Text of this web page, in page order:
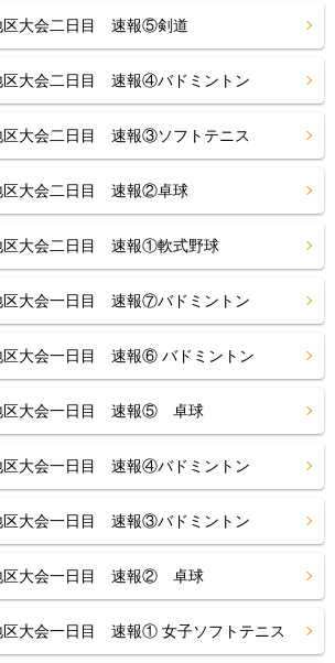
区大会二日目 速報⑤剣道
区大会二日目 速報④バドミントン
区大会二日目 速報③ソフトテニス
区大会二日目 速報②卓球
区大会二日目 速報①軟式野球
区大会一日目 速報⑦バドミントン
区大会一日目 速報⑥ バドミントン
区大会一日目 速報⑤ 卓球
区大会一日目 速報④バドミントン
区大会一日目 速報③バドミントン
区大会一日目 速報② 卓球
区大会一日目 速報① 女子ソフトテニス